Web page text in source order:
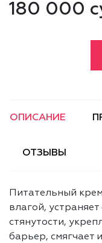
180 000
ОПИСАНИЕ
ОТЗЫВЫ
Питательный
влагой,
стянутости,
барьер, смягчает